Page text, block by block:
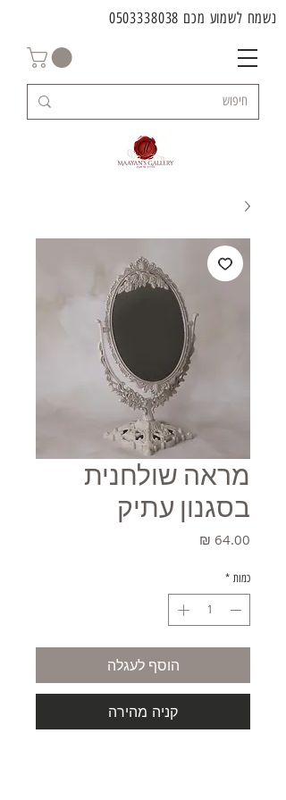
נשמח לשמוע מכם 0503338038
מראה שולחנית
בסגנון עתיק
כמות *
הוסף לעגלה
קניה מהירה